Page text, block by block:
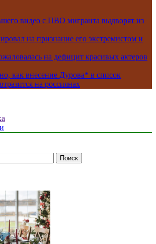
видео с ПВО мигранта выдворят из
на признание его экстремистом и
на дефицит красивых актеров
как внесение Дурова* в список
на россиянах